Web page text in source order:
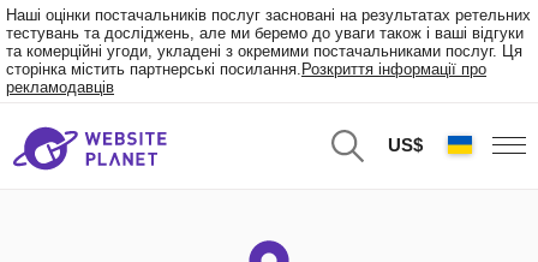
Наші оцінки постачальників послуг засновані на результатах ретельних
тестувань та досліджень, але ми беремо до уваги також і ваші відгуки
та комерційні угоди, укладені з окремими постачальниками послуг. Ця
сторінка містить партнерські посилання. Розкриття інформації про
рекламодавців
US$